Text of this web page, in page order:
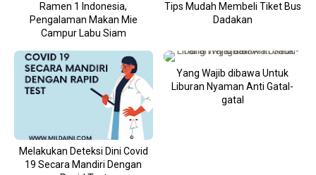
Ramen 1 Indonesia,
Pengalaman Makan Mie
Campur Labu Siam
Tips Mudah Membeli Tiket Bus
Dadakan
Melakukan Deteksi Dini Covid
19 Secara Mandiri Dengan
Yang Wajib dibawa Untuk
Liburan Nyaman Anti Gatal-
gatal